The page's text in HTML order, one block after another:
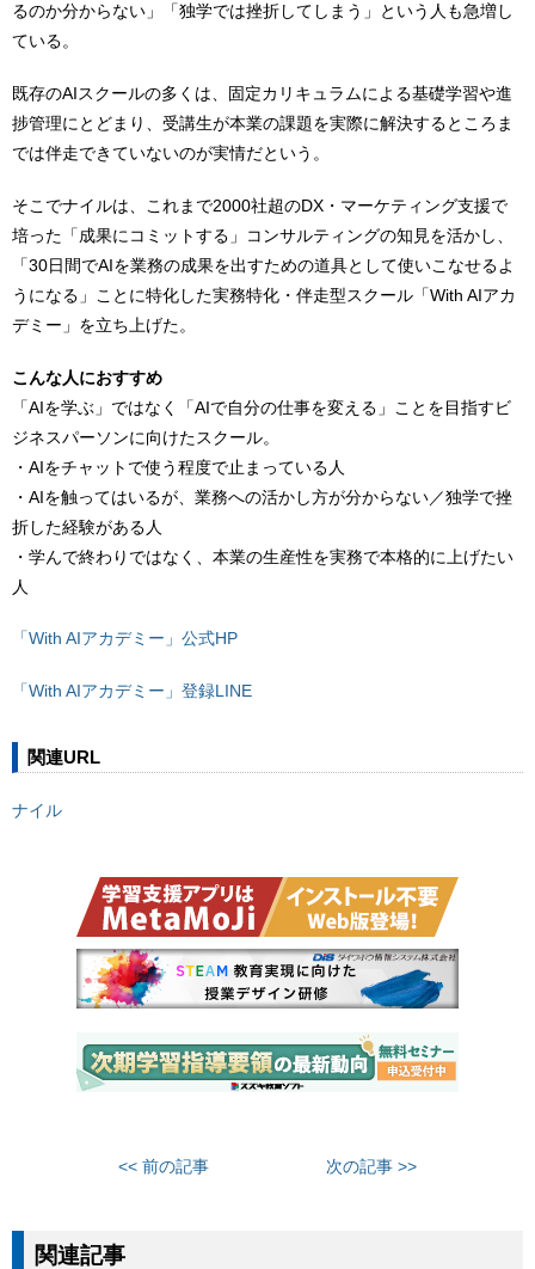
るのか分からない」「独学では挫折してしまう」という人も急増し
ている。
既存のAIスクールの多くは、固定カリキュラムによる基礎学習や進
捗管理にとどまり、受講生が本業の課題を実際に解決するところま
では伴走できていないのが実情だという。
そこでナイルは、これまで2000社超のDX・マーケティング支援で
培った「成果にコミットする」コンサルティングの知見を活かし、
「30日間でAIを業務の成果を出すための道具として使いこなせるよ
うになる」ことに特化した実務特化・伴走型スクール「With AIアカ
デミー」を立ち上げた。
こんな人におすすめ
「AIを学ぶ」ではなく「AIで自分の仕事を変える」ことを目指すビ
ジネスパーソンに向けたスクール。
・AIをチャットで使う程度で止まっている人
・AIを触ってはいるが、業務への活かし方が分からない／独学で挫
折した経験がある人
・学んで終わりではなく、本業の生産性を実務で本格的に上げたい
人
「With AIアカデミー」公式HP
「With AIアカデミー」登録LINE
関連URL
ナイル
<< 前の記事 次の記事 >>
関連記事